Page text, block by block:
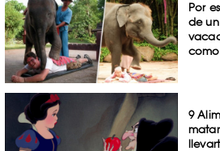
Por
de
9